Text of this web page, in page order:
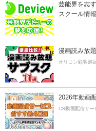
芸能界を志
スクール情
漫画読み放
オリコン顧客満
2026年動画
CS動画配信サー